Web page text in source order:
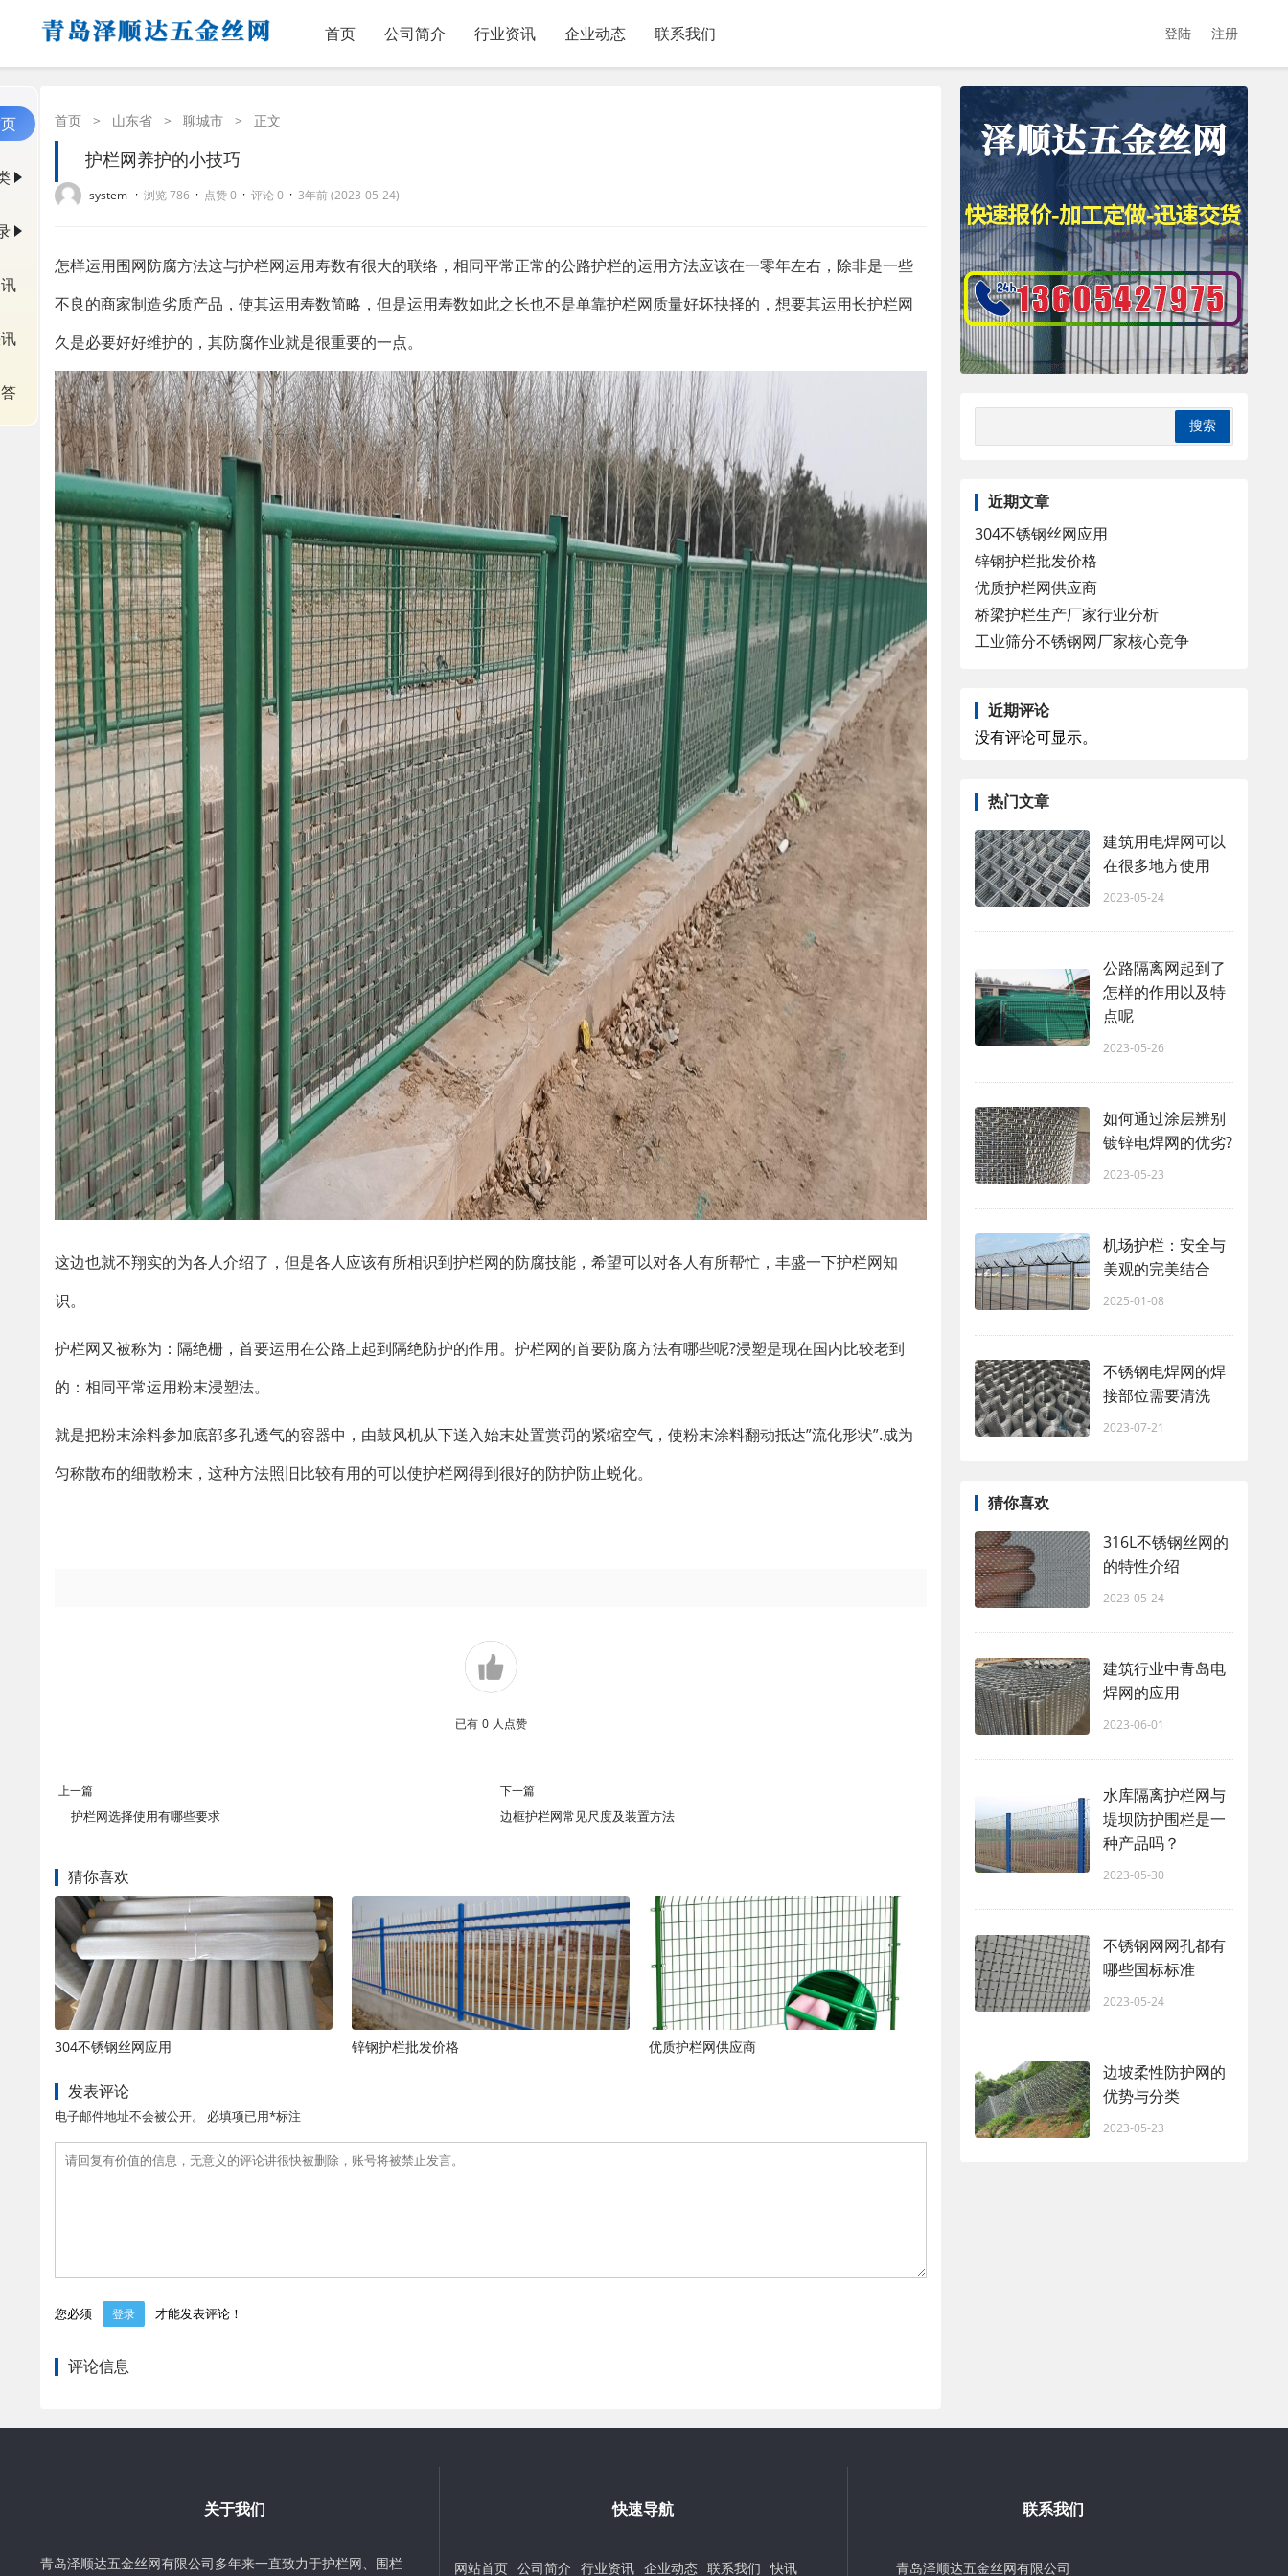
首页 公司简介 行业资讯 企业动态 联系我们 登陆 注册
首页 > 山东省 > 聊城市 > 正文
护栏网养护的小技巧
system · 浏览 786 · 点赞 0 · 评论 0 · 3年前 (2023-05-24)
怎样运用围网防腐方法这与护栏网运用寿数有很大的联络，相同平常正常的公路护栏的运用方法应该在一零年左右，除非是一些
不良的商家制造劣质产品，使其运用寿数简略，但是运用寿数如此之长也不是单靠护栏网质量好坏抉择的，想要其运用长护栏网
久是必要好好维护的，其防腐作业就是很重要的一点。
这边也就不翔实的为各人介绍了，但是各人应该有所相识到护栏网的防腐技能，希望可以对各人有所帮忙，丰盛一下护栏网知
识。
护栏网又被称为：隔绝栅，首要运用在公路上起到隔绝防护的作用。护栏网的首要防腐方法有哪些呢?浸塑是现在国内比较老到
的：相同平常运用粉末浸塑法。
就是把粉末涂料参加底部多孔透气的容器中，由鼓风机从下送入始末处置赏罚的紧缩空气，使粉末涂料翻动抵达”流化形状”.成为
匀称散布的细散粉末，这种方法照旧比较有用的可以使护栏网得到很好的防护防止蜕化。
已有 0 人点赞
上一篇
护栏网选择使用有哪些要求
下一篇
边框护栏网常见尺度及装置方法
猜你喜欢
304不锈钢丝网应用 锌钢护栏批发价格 优质护栏网供应商
发表评论
电子邮件地址不会被公开。 必填项已用*标注
您必须 登录 才能发表评论！
评论信息
近期文章
304不锈钢丝网应用
锌钢护栏批发价格
优质护栏网供应商
桥梁护栏生产厂家行业分析
工业筛分不锈钢网厂家核心竞争
近期评论
没有评论可显示。
热门文章
建筑用电焊网可以
在很多地方使用
2023-05-24
公路隔离网起到了
怎样的作用以及特
点呢
2023-05-26
如何通过涂层辨别
镀锌电焊网的优劣?
2023-05-23
机场护栏：安全与
美观的完美结合
2025-01-08
不锈钢电焊网的焊
接部位需要清洗
2023-07-21
猜你喜欢
316L不锈钢丝网的
的特性介绍
2023-05-24
建筑行业中青岛电
焊网的应用
2023-06-01
水库隔离护栏网与
堤坝防护围栏是一
种产品吗？
2023-05-30
不锈钢网网孔都有
哪些国标标准
2023-05-24
边坡柔性防护网的
优势与分类
2023-05-23
关于我们
青岛泽顺达五金丝网有限公司多年来一直致力于护栏网、围栏
快速导航
网站首页 公司简介 行业资讯 企业动态 联系我们 快讯
联系我们
青岛泽顺达五金丝网有限公司